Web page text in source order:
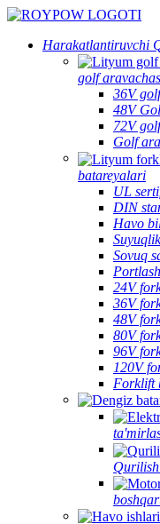
Harakatlantiruvchi
golf
36V
48V
72V
Golf
batareyalari
UL
DIN
Havo
Sovuq
24V
36V
48V
80V
96V
120V
Forklift